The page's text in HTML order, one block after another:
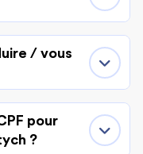
/ vous
pour
?